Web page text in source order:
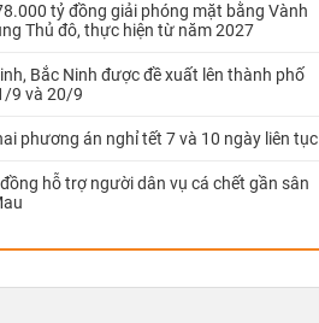
tỷ đồng giải phóng mặt bằng Vành
Thủ đô, thực hiện từ năm 2027
Bắc Ninh được đề xuất lên thành phố
9 và 20/9
phương án nghỉ tết 7 và 10 ngày liên tục
hỗ trợ người dân vụ cá chết gần sân